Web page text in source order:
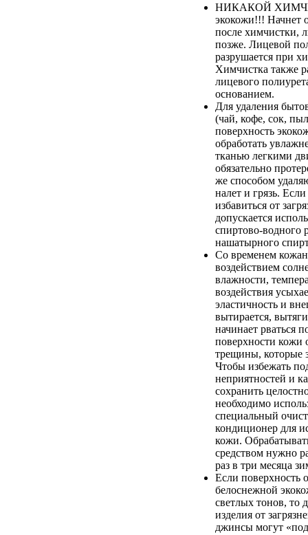
НИКАКОЙ
экокожи!!! Начнет
после химчистки,
позже. Лицевой
разрушается при
Химчистка также
лицевого
основанием.
Для удаления
(чай, кофе, сок,
поверхность
обработать
тканью легкими
обязательно
же способом
налет и грязь.
избавиться от
допускается
спиртово-водного
нашатырного
Со временем
воздействием
влажности,
воздействия
эластичность и
вытирается,
начинает рваться
поверхности кожи
трещины, которые
Чтобы избежать
неприятностей и
сохранить
необходимо
специальный
кондиционер для
кожи.
средством нужно
раз в три месяца
Если поверхность
белоснежной
светлых тонов, то
изделия от
джинсы могут